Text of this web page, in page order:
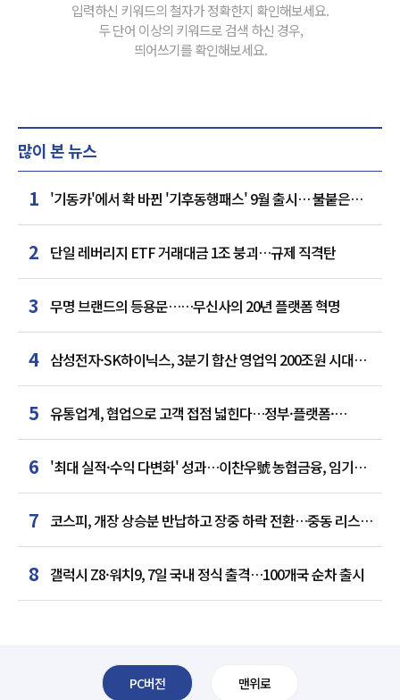
입력하신 키워드의 철자가 정확한지 확인해보세요.
두 단어 이상의 키워드로 검색 하신 경우,
띄어쓰기를 확인해보세요.
많이 본 뉴스
1 '기동카'에서 확 바뀐 '기후동행패스' 9월 출시… 불붙은
카드사 경쟁
2 단일 레버리지 ETF 거래대금 1조 붕괴…규제 직격탄
3 무명 브랜드의 등용문……무신사의 20년 플랫폼 혁명
4 삼성전자·SK하이닉스, 3분기 합산 영업익 200조원 시대
여나…中 추격은 부담
5 유통업계, 협업으로 고객 접점 넓힌다…정부·플랫폼·
인플루언서와 맞손
6 '최대 실적·수익 다변화' 성과…이찬우號 농협금융, 임기
말년 성장 박차
7 코스피, 개장 상승분 반납하고 장중 하락 전환…중동 리스크·
美 경계감
8 갤럭시 Z8·워치9, 7일 국내 정식 출격…100개국 순차 출시
PC버전 맨위로